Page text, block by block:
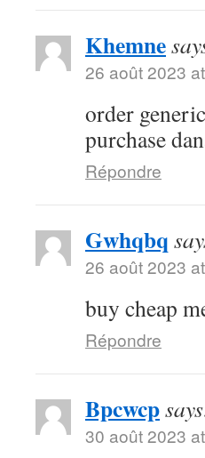
Khemne
26 août 2023
order
purchase
Répondre
Gwhqbq
26 août 2023
buy cheap
Répondre
Bpcwcp
30 août 2023